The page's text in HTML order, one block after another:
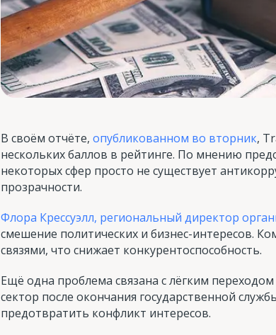
В своём отчёте, опубликованном во вторник,
нескольких баллов в рейтинге. По мнению
некоторых сфер просто не существует
прозрачности.
Флора Крессуэлл, региональный директор
смешение политических и бизнес-интересов.
связями, что снижает конкурентоспособность.
Ещё одна проблема связана с лёгким
сектор после окончания государственной
предотвратить конфликт интересов.